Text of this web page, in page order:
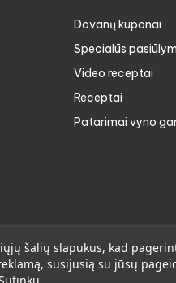
Dovanų kuponai
Specialūs
Video receptai
Receptai
Patarimai vyno
šalių slapukus, kad
susijusią su jūsų